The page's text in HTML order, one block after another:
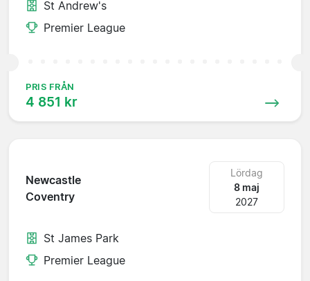
St Andrew's
Premier League
PRIS FRÅN
4 851 kr
Newcastle
Coventry
Lördag
8 maj
2027
St James Park
Premier League